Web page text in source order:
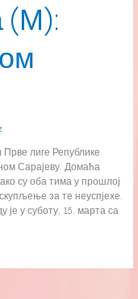
(М):
лиге Републике
Сарајеву. Домаћа
су оба тима у прошлој
за те неуспјехе.
је у суботу, 15. марта са